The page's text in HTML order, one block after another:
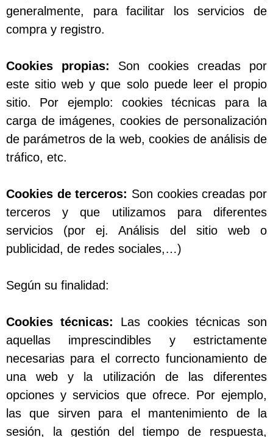
generalmente, para facilitar los servicios de
compra y registro.
Cookies propias: Son cookies creadas por
este sitio web y que solo puede leer el propio
sitio. Por ejemplo: cookies técnicas para la
carga de imágenes, cookies de personalización
de parámetros de la web, cookies de análisis de
tráfico, etc.
Cookies de terceros: Son cookies creadas por
terceros y que utilizamos para diferentes
servicios (por ej. Análisis del sitio web o
publicidad, de redes sociales,…)
Según su finalidad:
Cookies técnicas: Las cookies técnicas son
aquellas imprescindibles y estrictamente
necesarias para el correcto funcionamiento de
una web y la utilización de las diferentes
opciones y servicios que ofrece. Por ejemplo,
las que sirven para el mantenimiento de la
sesión, la gestión del tiempo de respuesta,